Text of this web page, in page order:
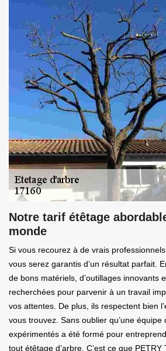
Notre tarif étêtage
monde
Si vous recourez à de vrais
vous serez garantis d’un résultat parfait.
de bons matériels, d’outillages innovants
recherchées pour parvenir à un travail
vos attentes. De plus, ils respectent bien
vous trouvez. Sans oublier qu’une équipe
expérimentés a été formé pour
tout étêtage d’arbre. C’est ce que